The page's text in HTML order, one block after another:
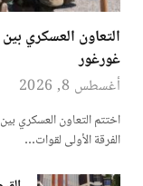
التعاون العسكري
غورغور
أغسطس 8, 2026
الفرقة الأولى لقوات…